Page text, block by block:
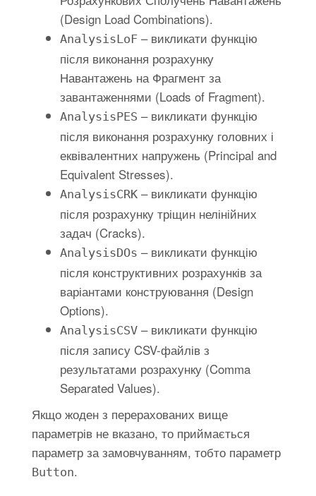
(Design Load Combinations).
AnalysisLoF – викликати функцію
після виконання розрахунку
Навантажень на Фрагмент за
завантаженнями (Loads of Fragment).
AnalysisPES – викликати функцію
після виконання розрахунку головних і
еквівалентних напружень (Principal and
Equivalent Stresses).
AnalysisCRK – викликати функцію
після розрахунку тріщин нелінійних
задач (Cracks).
AnalysisDOs – викликати функцію
після конструктивних розрахунків за
варіантами конструювання (Design
Options).
AnalysisCSV – викликати функцію
після запису CSV-файлів з
результатами розрахунку (Comma
Separated Values).
Якщо жоден з перерахованих вище
параметрів не вказано, то приймається
параметр за замовчуванням, тобто параметр
Button.